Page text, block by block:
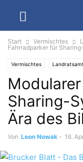
Start Vermischtes
Fahrradparker für
Vermischtes
Sharing-
Ära des
Von Leon Nowak - 16.